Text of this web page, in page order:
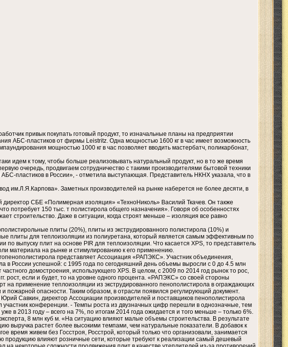
привык покупать готовый продукт, то изначальные планы на предприятии
АБС-пластиков от фирмы Leistritz. Одна мощностью 1600 кг в час имеет возможность
мощностью 1000 кг в час позволяет вводить мастербатч, поликарбонат,
идем к тому, чтобы больше реализовывать натуральный продукт, но в то же время
очередь, продвигаем сотрудничество с такими производителями бытовой техники
пластиков в России», - отметила выступающая. Представитель НКНХ указала, что в
им.Л.Я.Карпова». Заметных производителей на рынке наберется не более десяти, в
СБЕ «Полимерная изоляция» «ТехноНиколь» Василий Ткачев. Он также
потребует 150 тыс. т полистирола общего назначения». Говоря об особенностях
строительство. Даже в ситуации, когда строят меньше – изоляция все равно
плиты (20%), плиты из экструдированного полистирола (10%) и
плиты для теплоизоляции из полиуретана, который является самым эффективным по
выпуску плит на основе PIR для теплоизоляции. Что касается ХPS, то представитель
материала на рынке и стимулированию к его применению.
представляет Ассоциация «РАПЭКС». Участник объединения,
России успешной: с 1995 года по сегодняшний день объемы выросли с 0 до 4.5 млн
домостроения, использующего ХPS. В целом, с 2009 по 2014 год рынок то рос,
рост, если и будет, то на уровне одного процента. «РАПЭКС» со своей стороны
применение теплоизоляции из экструдированного пенополистирола в ограждающих
пожарной опасности. Таким образом, в отрасли появился регулирующий документ.
Савкин, директор Ассоциации производителей и поставщиков пенополистирола
конференции. - Темпы роста из двузначных цифр перешли в однозначные, тем
в 2013 году – всего на 7%, по итогам 2014 года ожидается и того меньше – только 6%.
8 млн куб м. «На ситуацию влияют малые объемы строительства. В результате
выручка растет более высокими темпами, чем натуральные показатели. В добавок к
время живем без Госстроя, Росстрой, который только что организовали, занимается
продукцию влияют розничные сети, которые требуют к реализации самый дешевый